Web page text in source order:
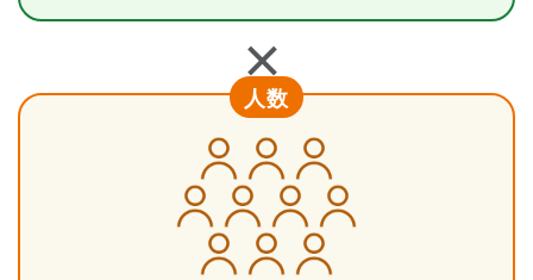
＋
人数